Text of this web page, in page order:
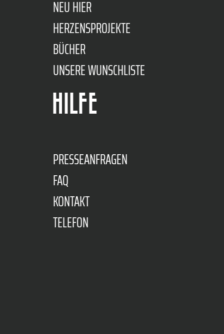
NEU HIER
HERZENSPROJEKTE
BÜCHER
UNSERE WUNSCHLISTE
HILFE
PRESSEANFRAGEN
FAQ
KONTAKT
TELEFON